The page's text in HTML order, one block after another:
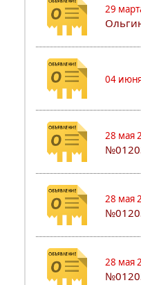
29
04
28 мая
28 мая
28 мая